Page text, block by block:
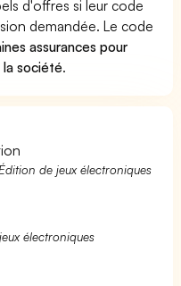
d'offres si leur code
demandée. Le code
assurances pour
société.
de jeux électroniques
électroniques